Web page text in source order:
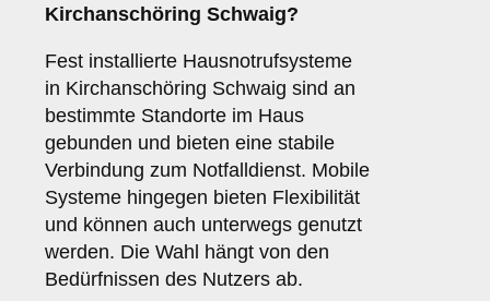
Kirchanschöring Schwaig?
Fest installierte Hausnotrufsysteme
in Kirchanschöring Schwaig sind an
bestimmte Standorte im Haus
gebunden und bieten eine stabile
Verbindung zum Notfalldienst. Mobile
Systeme hingegen bieten Flexibilität
und können auch unterwegs genutzt
werden. Die Wahl hängt von den
Bedürfnissen des Nutzers ab.